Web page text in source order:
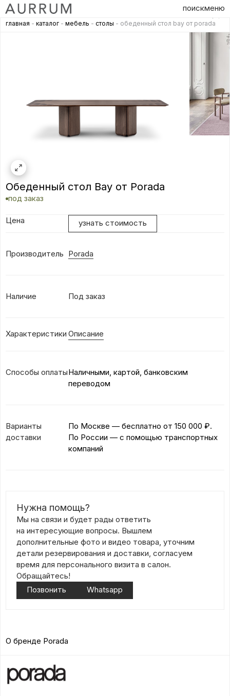
поискменю
главная - каталог - мебель - столы - обеденный стол bay от porada
Обеденный стол Bay от Porada
под заказ
Цена узнать стоимость
Производитель Porada
Наличие Под заказ
Характеристики Описание
Способы оплатыНаличными, картой, банковским
переводом
Варианты
доставки
По Москве — бесплатно от 150 000 ₽.
По России — с помощью транспортных
компаний
Нужна помощь?
Мы на связи и будет рады ответить
на интересующие вопросы. Вышлем
дополнительные фото и видео товара, уточним
детали резервирования и доставки, согласуем
время для персонального визита в салон.
Обращайтесь!
Позвонить
Whatsapp
О бренде Porada